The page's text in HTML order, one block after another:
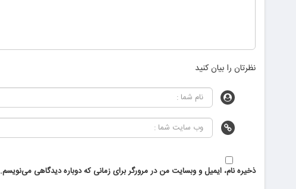
نظرتان را بیان کنید
ذخیره نام، ایمیل و وبسایت من در مرورگر برای زمانی که دوباره دیدگاهی می‌نویسم.